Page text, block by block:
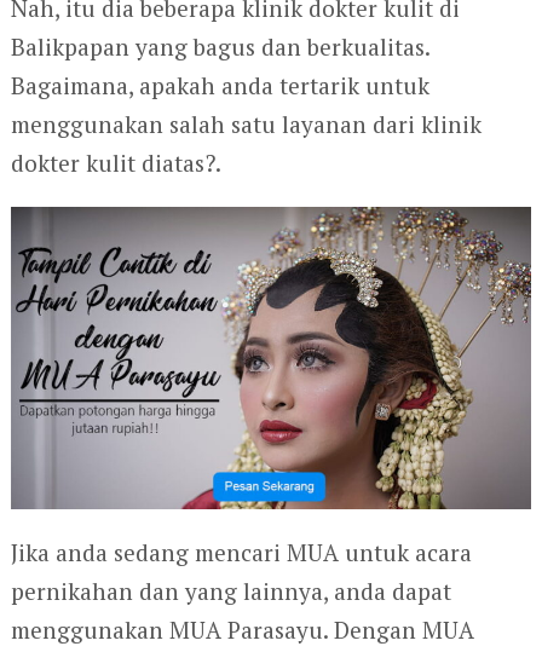
Nah, itu dia beberapa klinik dokter kulit di
Balikpapan yang bagus dan berkualitas.
Bagaimana, apakah anda tertarik untuk
menggunakan salah satu layanan dari klinik
dokter kulit diatas?.
Jika anda sedang mencari MUA untuk acara
pernikahan dan yang lainnya, anda dapat
menggunakan MUA Parasayu. Dengan MUA